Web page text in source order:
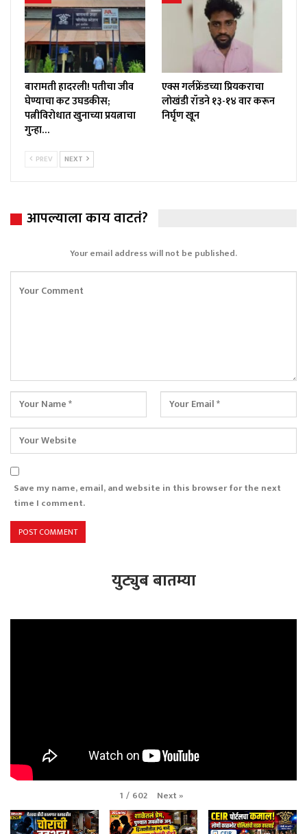
बारामती हादरली! पतीचा जीव
घेण्याचा कट उघडकीस;
पत्नीविरोधात खुनाच्या प्रयत्नाचा
गुन्हा…
एक्स गर्लफ्रेंडच्या प्रियकराचा
लोखंडी रॉडने १३-१४ वार करून
निर्घृण खून
PREV NEXT
आपल्याला काय वाटतं?
Your email address will not be published.
Save my name, email, and website in this browser for the next
time I comment.
युट्युब बातम्या
1 / 602 Next»